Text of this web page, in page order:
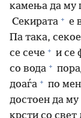
камења да му
Секирата + е
Па така,
се сече + и се
со вода +
доаѓа + по
достоен да му